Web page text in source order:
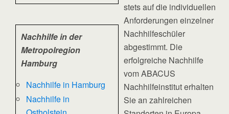
Nachhilfe in der
Metropolregion
Hamburg
Nachhilfe in Hamburg
Nachhilfe in
stets auf die individuellen
Anforderungen einzelner
Nachhilfeschüler
abgestimmt. Die
erfolgreiche Nachhilfe
vom ABACUS
Nachhilfeinstitut erhalten
Sie an zahlreichen